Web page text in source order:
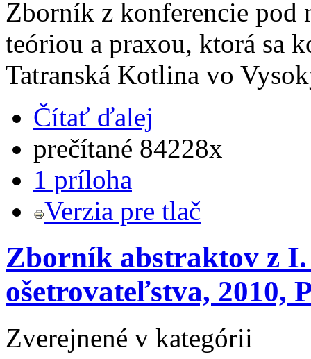
Zborník z konferencie pod
teóriou a praxou, ktorá sa
Tatranská Kotlina vo
Čítať ďalej
prečítané 84228x
1 príloha
Verzia pre tlač
Zborník abstraktov z
ošetrovateľstva, 2010,
Zverejnené v kategórii